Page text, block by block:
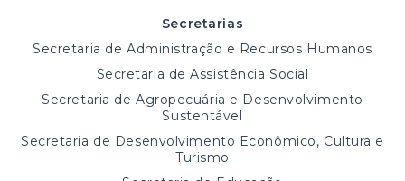
Secretarias
Secretaria de Administração e Recursos Humanos
Secretaria de Assistência Social
Secretaria de Agropecuária e Desenvolvimento
Sustentável
Secretaria de Desenvolvimento Econômico, Cultura e
Turismo